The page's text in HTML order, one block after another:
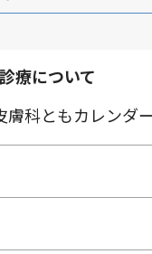
療について
科ともカレンダ